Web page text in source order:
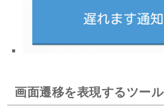
画面遷移を表現するツール